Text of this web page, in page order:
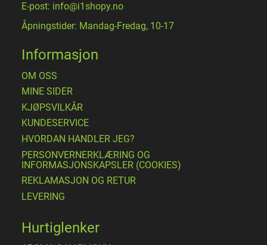
E-post: info@i1shopy.no
Åpningstider: Mandag-Fredag, 10-17
Informasjon
OM OSS
MINE SIDER
​KJØPSVILKÅR
KUNDESERVICE
HVORDAN HANDLER JEG?
PERSONVERNERKLÆRING OG
INFORMASJONSKAPSLER (COOKIES)
REKLAMASJON OG RETUR
LEVERING
Hurtiglenker